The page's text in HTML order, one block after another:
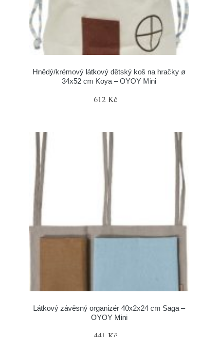
Hnědý/krémový látkový dětský koš na hračky ø
34x52 cm Koya – OYOY Mini
612 Kč
Látkový závěsný organizér 40x2x24 cm Saga –
OYOY Mini